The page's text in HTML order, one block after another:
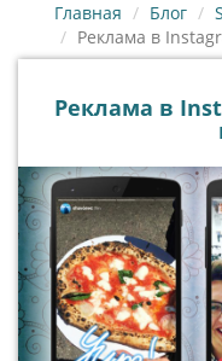
Главная Блог
Реклама в
Реклама в